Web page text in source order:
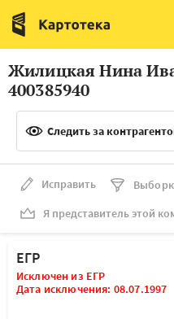
Италия
Люксембург
Латвия
Словения
Франция
Швеция
Мальта
Жилицкая Нина
400385940
Следить за
Исправить
Я представитель этой
ЕГР
Исключен из ЕГР
Дата исключения: 08.07.1997